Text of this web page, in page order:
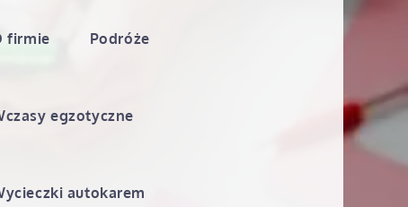
firmie Podróże
egzotyczne
autokarem